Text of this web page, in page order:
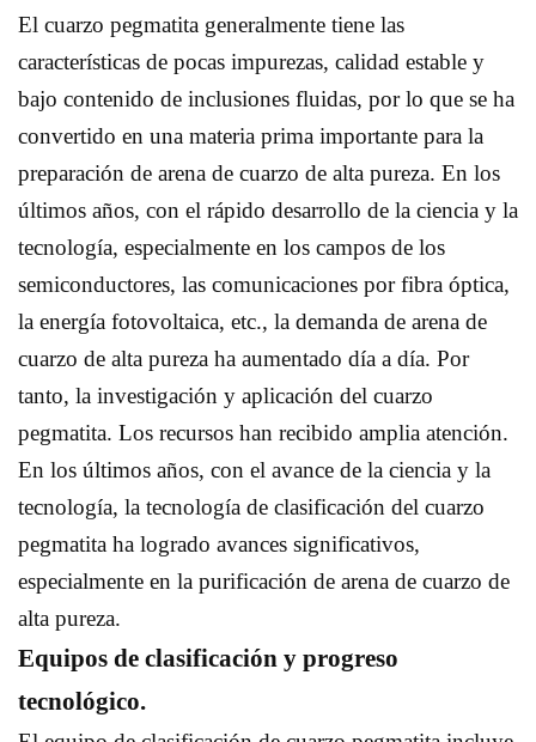
El cuarzo pegmatita generalmente tiene las
características de pocas impurezas, calidad estable y
bajo contenido de inclusiones fluidas, por lo que se ha
convertido en una materia prima importante para la
preparación de arena de cuarzo de alta pureza. En los
últimos años, con el rápido desarrollo de la ciencia y la
tecnología, especialmente en los campos de los
semiconductores, las comunicaciones por fibra óptica,
la energía fotovoltaica, etc., la demanda de arena de
cuarzo de alta pureza ha aumentado día a día. Por
tanto, la investigación y aplicación del cuarzo
pegmatita. Los recursos han recibido amplia atención.
En los últimos años, con el avance de la ciencia y la
tecnología, la tecnología de clasificación del cuarzo
pegmatita ha logrado avances significativos,
especialmente en la purificación de arena de cuarzo de
alta pureza.
Equipos de clasificación y progreso
tecnológico.